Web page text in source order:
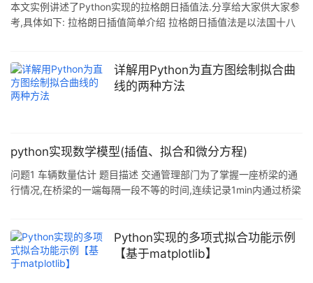
本文实例讲述了Python实现的拉格朗日插值法.分享给大家供大家参
考,具体如下: 拉格朗日插值简单介绍 拉格朗日插值法是以法国十八
验和观测来了解.在若干个不同的地方得到相应的观测值,拉格朗日插
值法可以找到一个简单函数,其恰好在各个现测的点取到观测到的值,
这个函数可以是代数多项式,三角多项式等. 完整Python示例: # -*-
详解用Python为直方图绘制拟合曲
线的两种方法
python实现数学模型(插值、拟合和微分方程)
问题1 车辆数量估计 题目描述 交通管理部门为了掌握一座桥梁的通
行情况,在桥梁的一端每隔一段不等的时间,连续记录1min内通过桥梁
现(关键程序) def get_line(xn, yn): def line(x): index = -1 # 找出x
所在的区间 for i in range(1, len(xn)): if x <= xn[i]: index = i
Python实现的多项式拟合功能示例
【基于matplotlib】